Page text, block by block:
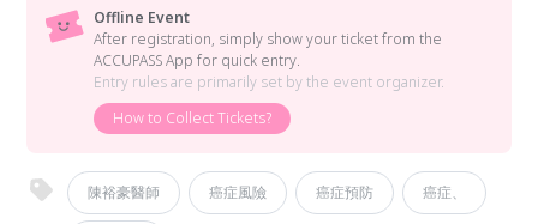
Offline Event
After registration, simply show your ticket from the
ACCUPASS App for quick entry.
Entry rules are primarily set by the event organizer.
How to Collect Tickets?
陳裕豪醫師 癌症風險 癌症預防 癌症、